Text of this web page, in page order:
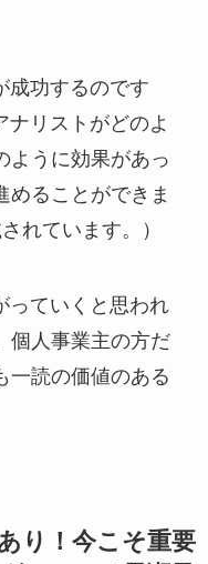
成功するのです
ナリストがどのよ
ように効果があっ
めることができま
れています。）
っていくと思われ
個人事業主の方だ
一読の価値のある
り！今こそ重要